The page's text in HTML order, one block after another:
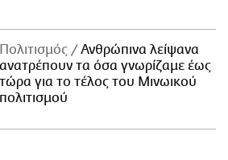
Πολιτισμός
Ανθρώπινα λείψανα
ανατρέπουν τα όσα γνωρίζαμε έως
τώρα για το τέλος του Μινωικού
πολιτισμού